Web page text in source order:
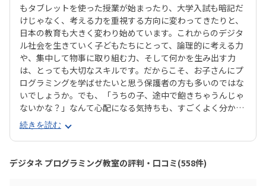
もタブレットを使った授業が始まったり、大学入試も暗記だ
けじゃなく、考える力を重視する方向に変わってきたりと、
日本の教育も大きく変わり始めています。これからのデジタ
ル社会を生きていく子どもたちにとって、論理的に考える力
や、集中して物事に取り組む力、そして何かを生み出す力
は、とっても大切なスキルです。だからこそ、お子さんにプ
ログラミングを学ばせたいと思う保護者の方も多いのではな
いでしょうか。でも、「うちの子、途中で飽きちゃうんじゃ
ないかな？」なんて心配になる気持ちも、すごくよく分かり
ます。そんな方にぜひおすすめしたいのが、デジタネプログ
ラミング教室なんです。デジタネには、子どもたちが夢中に
なって取り組める工夫がたくさんあります。特にお子様たち
に大人気のマインクラフトやロブロックスなどを活用するこ
とで、ゲーム感覚で楽しみながら、自然とプログラミング的
続きを読む
デジタネ プログラミング教室の評判・口コミ(558件)